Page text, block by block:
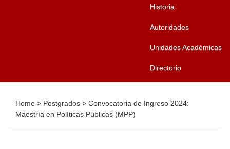
Historia
Autoridades
Unidades Académicas
Directorio
Home > Postgrados > Convocatoria de Ingreso 2024:
Maestría en Políticas Públicas (MPP)